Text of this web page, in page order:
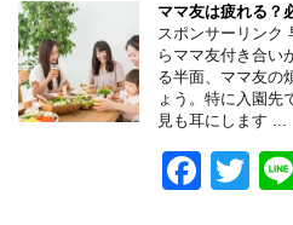
e
b
o
o
k
er
ママ友は疲れる？
スポンサーリンク
らママ友付き合い
る半面、ママ友の
ょう。特に入園先
見も耳にします ...
F
T